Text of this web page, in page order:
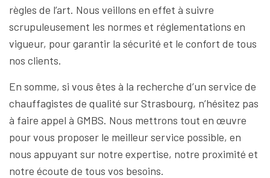
règles de l’art. Nous veillons en effet à suivre
scrupuleusement les normes et réglementations en
vigueur, pour garantir la sécurité et le confort de tous
nos clients.
En somme, si vous êtes à la recherche d’un service de
chauffagistes de qualité sur Strasbourg, n’hésitez pas
à faire appel à GMBS. Nous mettrons tout en œuvre
pour vous proposer le meilleur service possible, en
nous appuyant sur notre expertise, notre proximité et
notre écoute de tous vos besoins.